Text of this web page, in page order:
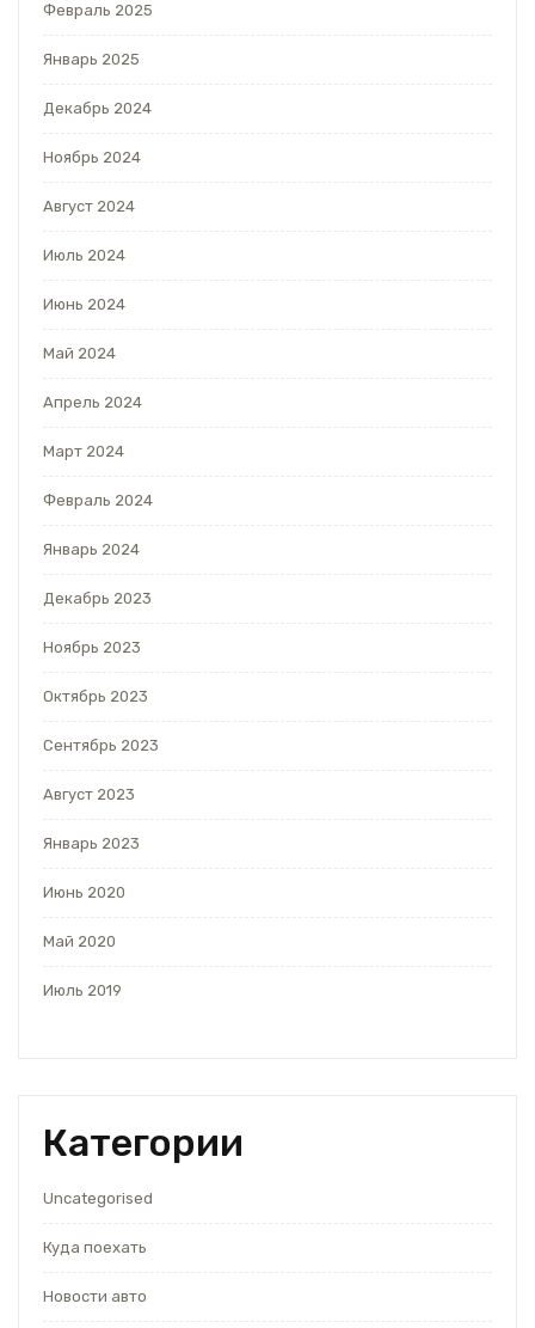
Февраль 2025
Январь 2025
Декабрь 2024
Ноябрь 2024
Август 2024
Июль 2024
Июнь 2024
Май 2024
Апрель 2024
Март 2024
Февраль 2024
Январь 2024
Декабрь 2023
Ноябрь 2023
Октябрь 2023
Сентябрь 2023
Август 2023
Январь 2023
Июнь 2020
Май 2020
Июль 2019
Категории
Uncategorised
Куда поехать
Новости авто